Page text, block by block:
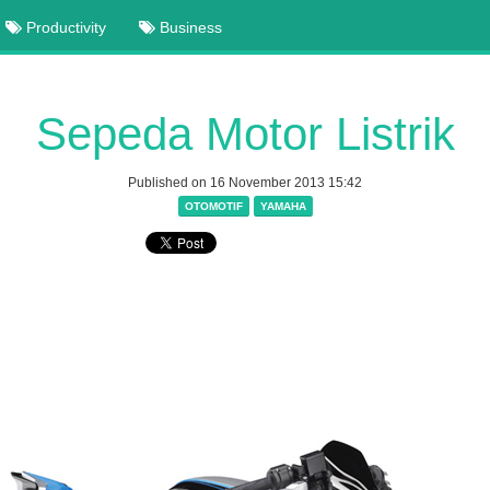
Productivity Business
Sepeda Motor Listrik
Published on 16 November 2013 15:42
OTOMOTIF YAMAHA